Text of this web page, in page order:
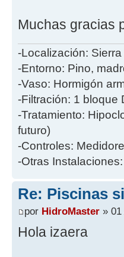
Muchas gracias
-Localización:
-Entorno: Pino,
-Vaso: Hormigón
-Filtración: 1 bloque
-Tratamiento:
futuro)
-Controles:
-Otras Instalaciones:
Re: Piscinas
por HidroMaster » 01
Hola izaera